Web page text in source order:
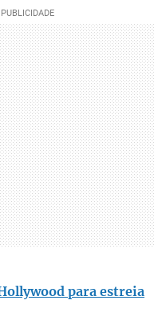
para estreia